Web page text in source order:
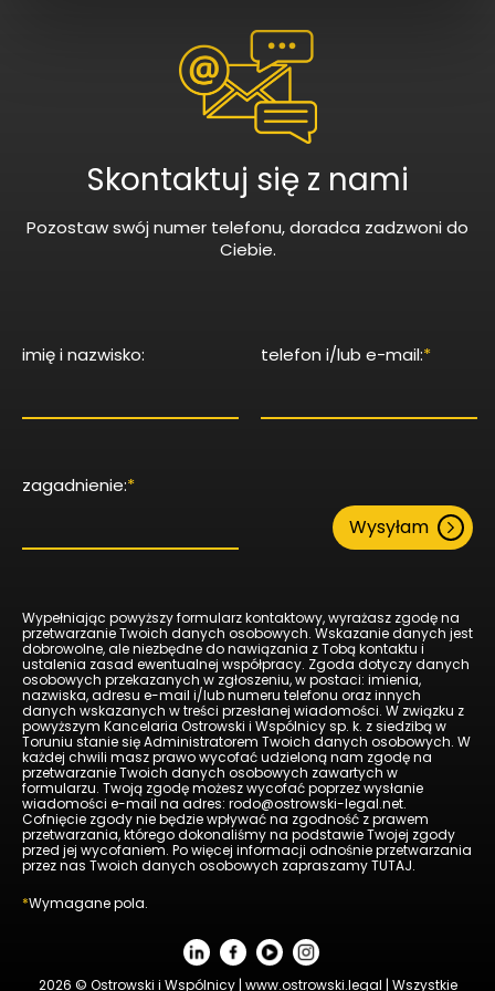
Skontaktuj się z nami
Pozostaw swój numer telefonu, doradca zadzwoni do
Ciebie.
imię i nazwisko: telefon i/lub e-mail:*
zagadnienie:*
Wysyłam
Wypełniając powyższy formularz kontaktowy, wyrażasz zgodę na
przetwarzanie Twoich danych osobowych. Wskazanie danych jest
dobrowolne, ale niezbędne do nawiązania z Tobą kontaktu i
ustalenia zasad ewentualnej współpracy. Zgoda dotyczy danych
osobowych przekazanych w zgłoszeniu, w postaci: imienia,
nazwiska, adresu e-mail i/lub numeru telefonu oraz innych
danych wskazanych w treści przesłanej wiadomości. W związku z
powyższym Kancelaria Ostrowski i Wspólnicy sp. k. z siedzibą w
Toruniu stanie się Administratorem Twoich danych osobowych. W
każdej chwili masz prawo wycofać udzieloną nam zgodę na
przetwarzanie Twoich danych osobowych zawartych w
formularzu. Twoją zgodę możesz wycofać poprzez wysłanie
wiadomości e-mail na adres: rodo@ostrowski-legal.net.
Cofnięcie zgody nie będzie wpływać na zgodność z prawem
przetwarzania, którego dokonaliśmy na podstawie Twojej zgody
przed jej wycofaniem. Po więcej informacji odnośnie przetwarzania
przez nas Twoich danych osobowych zapraszamyTUTAJ.
*Wymagane pola.
2026 © Ostrowski i Wspólnicy | www.ostrowski.legal | Wszystkie